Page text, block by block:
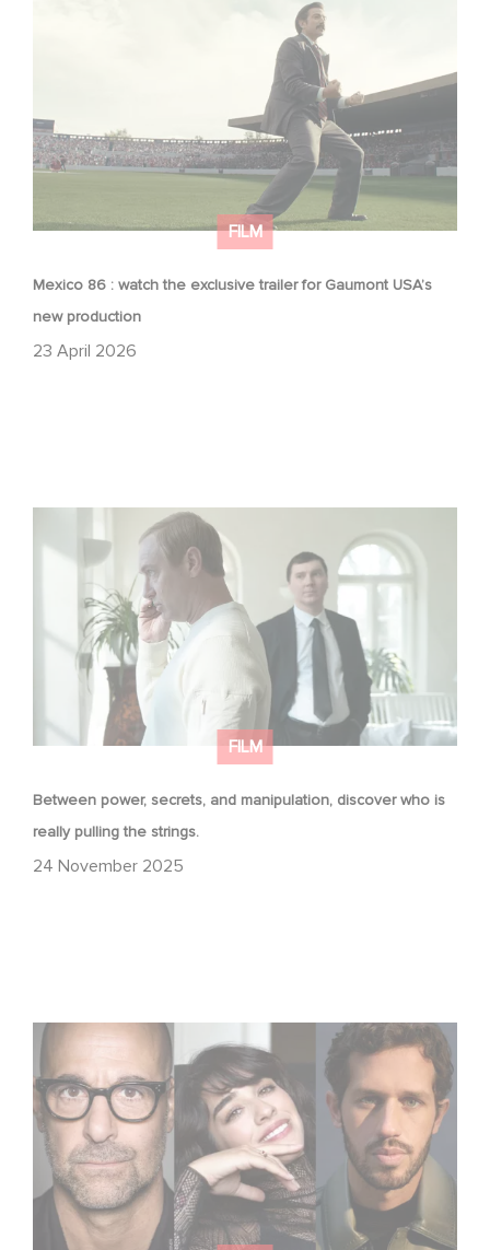
FILM
Mexico 86 : watch the exclusive trailer for Gaumont USA’s
new production
23 April 2026
Mexico 86 : watch the exclusive trailer for Gaumont
FILM
Between power, secrets, and manipulation, discover who is
really pulling the strings.
24 November 2025
Between power, secrets, and manipulation, discover
who is really pulling the strings.
Filming has officially begun on Masterplan, shooting
across France and Italy!